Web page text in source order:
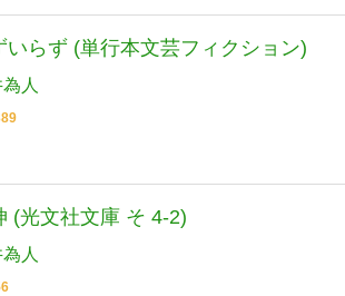
いらず (単行本文芸フィクション)
人
(光文社文庫 そ 4-2)
人